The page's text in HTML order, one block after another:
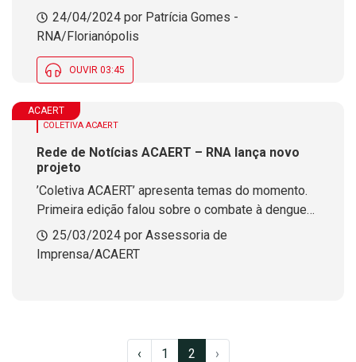
24/04/2024 por Patrícia Gomes -
RNA/Florianópolis
OUVIR 03:45
ACAERT
COLETIVA ACAERT
Rede de Notícias ACAERT – RNA lança novo
projeto
’Coletiva ACAERT’ apresenta temas do momento.
Primeira edição falou sobre o combate à dengue
em SC
25/03/2024 por Assessoria de
Imprensa/ACAERT
‹ 1 2 ›